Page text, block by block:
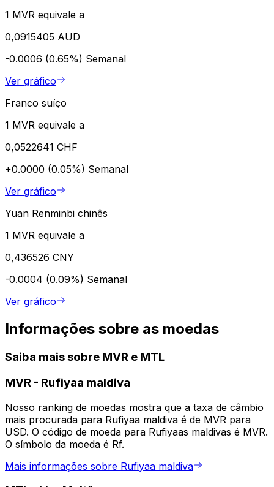
1 MVR equivale a
0,0915405 AUD
-0.0006 (0.65%) Semanal
Ver gráfico
Franco suíço
1 MVR equivale a
0,0522641 CHF
+0.0000 (0.05%) Semanal
Ver gráfico
Yuan Renminbi chinês
1 MVR equivale a
0,436526 CNY
-0.0004 (0.09%) Semanal
Ver gráfico
Informações sobre as moedas
Saiba mais sobre MVR e MTL
MVR - Rufiyaa maldiva
Nosso ranking de moedas mostra que a taxa de câmbio
mais procurada para Rufiyaa maldiva é de MVR para
USD. O código de moeda para Rufiyaas maldivas é MVR.
O símbolo da moeda é Rf.
Mais informações sobre Rufiyaa maldiva